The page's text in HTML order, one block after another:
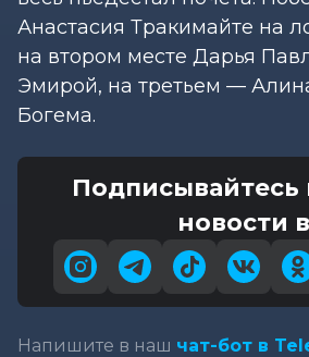
Анастасия Тракимайте на
на втором месте Дарья
Эмирой, на третьем —
Богема.
Подписывайтесь
новости в
Напишите в наш чат-бот в